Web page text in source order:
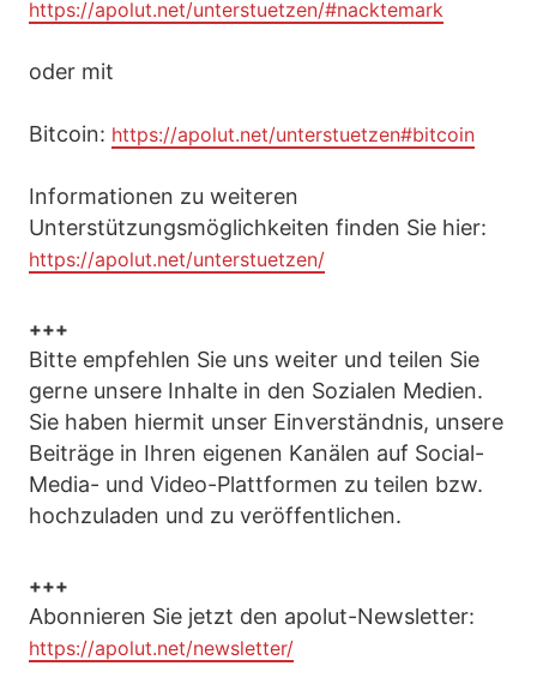
https://apolut.net/unterstuetzen/#nacktemark
oder mit
Bitcoin: https://apolut.net/unterstuetzen#bitcoin
Informationen zu weiteren
Unterstützungsmöglichkeiten finden Sie hier:
https://apolut.net/unterstuetzen/
+++
Bitte empfehlen Sie uns weiter und teilen Sie
gerne unsere Inhalte in den Sozialen Medien.
Sie haben hiermit unser Einverständnis, unsere
Beiträge in Ihren eigenen Kanälen auf Social-
Media- und Video-Plattformen zu teilen bzw.
hochzuladen und zu veröffentlichen.
+++
Abonnieren Sie jetzt den apolut-Newsletter:
https://apolut.net/newsletter/